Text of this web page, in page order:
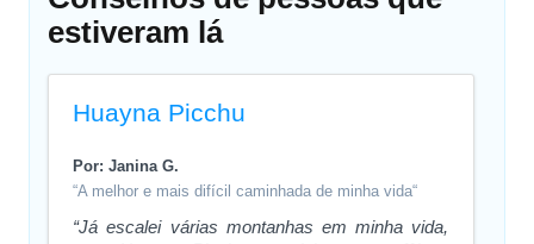
estiveram lá
Huayna Picchu
Por: Janina G.
“A melhor e mais difícil caminhada de minha vida“
“Já escalei várias montanhas em minha vida,